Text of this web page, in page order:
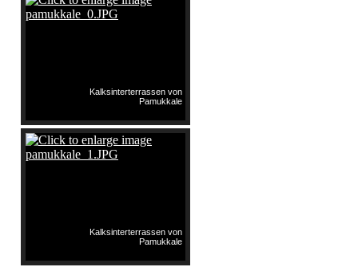
Kalksinterterrassen von
Pamukkale
Kalksinterterrassen von
Pamukkale